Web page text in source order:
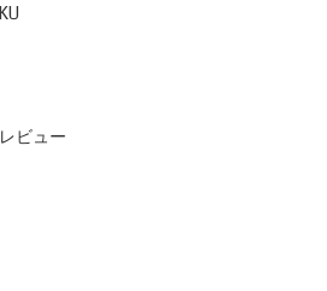
ビュー